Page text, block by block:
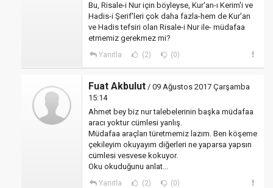
Bu, Risale-i Nur için böyleyse, Kur'an-ı Kerim'i ve
Hadis-i Şerif'leri çok daha fazla-hem de Kur'an
ve Hadis tefsiri olan Risale-i Nur ile- müdafaa
etmemiz gerekmez mi?
Yanıtla (2) (0)
Fuat Akbulut / 09 Ağustos 2017 Çarşamba
15:14
Ahmet bey biz nur talebelerinin başka müdafaa
aracı yoktur cümlesi yanlış.
Müdafaa araçları türetmemiz lazım. Ben köşeme
çekileyim okuyayım diğerleri ne yaparsa yapsın
cümlesi vesvese kokuyor.
Oku okuduğunu anlat...
Yanıtla (2) (0)